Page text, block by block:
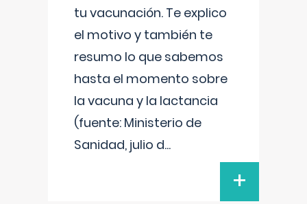
tu vacunación. Te explico
el motivo y también te
resumo lo que sabemos
hasta el momento sobre
la vacuna y la lactancia
(fuente: Ministerio de
Sanidad, julio d...
+